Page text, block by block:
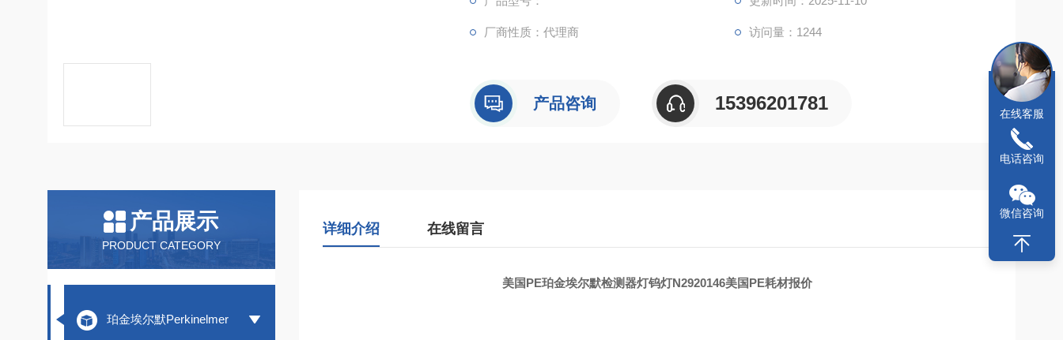
厂商性质：代理商 访问量：1244
产品咨询 15396201781
产品展示
PRODUCT CATEGORY
珀金埃尔默Perkinelmer
详细介绍 在线留言
美国PE珀金埃尔默检测器灯钨灯N2920146美国PE耗材报价
在线客服
电话咨询
微信咨询